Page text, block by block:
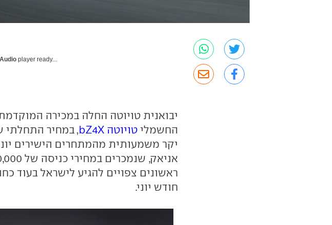
player ready...
יבואנית טויוטה החלה במכירה
החשמלי טויוטה bZ4X
ראשונים צפויים להגיע לישראל בעוד
חודש יוני.